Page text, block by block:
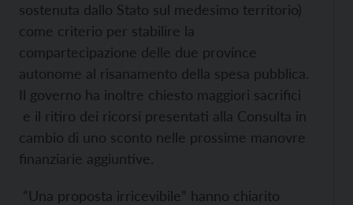
sostenuta dallo Stato sul medesimo territorio)
come criterio per stabilire la
compartecipazione delle due province
autonome al risanamento della spesa pubblica.
Il governo ha inoltre chiesto maggiori sacrifici
e il ritiro dei ricorsi presentati alla Consulta in
cambio di uno sconto nelle prossime manovre
finanziarie aggiuntive.
“Una proposta irricevibile” hanno chiarito